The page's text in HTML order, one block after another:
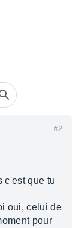
#2
c'est que tu
oui, celui de
pour